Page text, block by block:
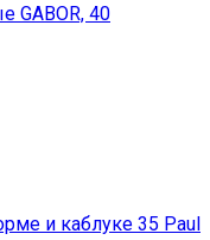
GABOR, 40
и каблуке 35 Paul